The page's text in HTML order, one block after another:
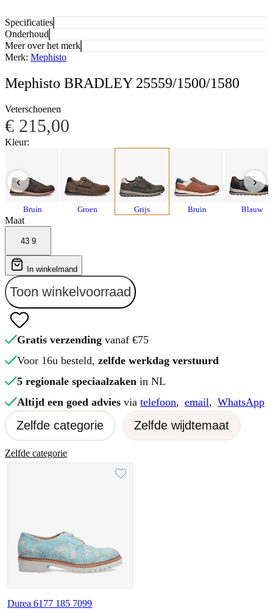
Specificaties
Onderhoud
Meer over het merk
Merk: Mephisto
Mephisto BRADLEY 25559/1500/1580
Veterschoenen
€ 215,00
Kleur:
Bruin Groen Grijs Bruin Blauw
‹ ›
Maat
43 9
In winkelmand
Toon winkelvoorraad
Gratis verzending vanaf €75
Voor 16u besteld, zelfde werkdag verstuurd
5 regionale speciaalzaken in NL
Altijd een goed advies via telefoon, email, WhatsApp
Zelfde categorie Zelfde wijdtemaat
Zelfde categorie
Durea 6177 185 7099